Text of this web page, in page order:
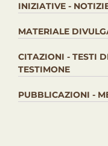
INIZIATIVE -
MATERIALE
CITAZIONI - TESTI
TESTIMONE
PUBBLICAZIONI -